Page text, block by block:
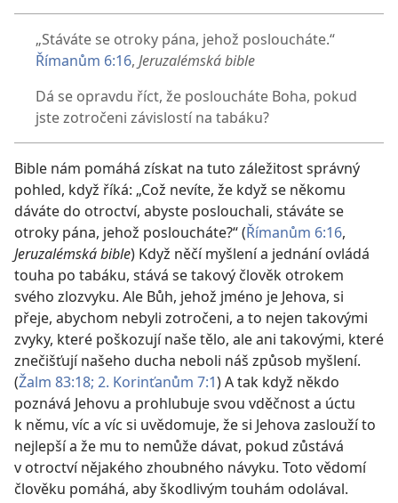
„Stáváte se otroky pána, jehož posloucháte.“
Římanům 6:16, Jeruzalémská bible
Dá se opravdu říct, že posloucháte Boha, pokud
jste zotročeni závislostí na tabáku?
Bible nám pomáhá získat na tuto záležitost správný
pohled, když říká: „Což nevíte, že když se někomu
dáváte do otroctví, abyste poslouchali, stáváte se
otroky pána, jehož posloucháte?“ (Římanům 6:16,
Jeruzalémská bible) Když něčí myšlení a jednání ovládá
touha po tabáku, stává se takový člověk otrokem
svého zlozvyku. Ale Bůh, jehož jméno je Jehova, si
přeje, abychom nebyli zotročeni, a to nejen takovými
zvyky, které poškozují naše tělo, ale ani takovými, které
znečišťují našeho ducha neboli náš způsob myšlení.
(Žalm 83:18; 2. Korinťanům 7:1) A tak když někdo
poznává Jehovu a prohlubuje svou vděčnost a úctu
k němu, víc a víc si uvědomuje, že si Jehova zaslouží to
nejlepší a že mu to nemůže dávat, pokud zůstává
v otroctví nějakého zhoubného návyku. Toto vědomí
člověku pomáhá, aby škodlivým touhám odolával.